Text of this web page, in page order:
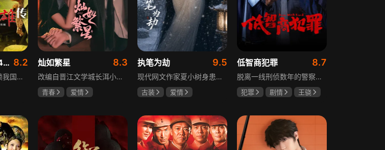
南侨机工英雄传 43集版 8.2
抗战打响后日军封锁我国运输路线，神鼓滇缅公路撑起抗战后勤补给，因急缺司机和技工，三千余名南洋华侨毅然归国共赴国难。方家兄弟是典型代表，大哥方天海表面投靠日军实为中共地下工作者，委曲求全游走生死间；弟弟方千树从纨绔子弟成长为抗日战士。剧集以真实历史为背景，展现华侨爱国情怀与民族大义。
灿如繁星 8.3
改编自晋江文学城长洱小说《狭路》，讲述心理学博士林晚星遭遇变故后返乡任教，邂逅顶级教练王法，带领垫底差生逆袭追梦的热血救赎故事。林晚星用“自由式”教育，培养少年们的独立人格，帮他们学会生活、融洽自我、发现所爱、勇于追求，诠释“不远狭路，终见光明”的成长内核。
青春
爱情
执笔为劫 9.5
现代网文作家夏小树身患绝症，临终前未能完成最后一部长篇小说，带着遗憾离世，却意外穿越进自己笔下的世界，成为书中的明月公主。夏小树步步为营，一次次改写危机。当夏小树耗尽预知，失去剧本掌控，她和萧景琰的命运急转直下。萧景琰被逼另娶他人，两人被迫私奔，却在曙光初现时遭遇追兵——夏小树中箭身亡，萧景琰抱着她痛不欲生。十年后，登基为帝的萧景琰在上元灯会上，遇见一个提着兔子灯的姑娘，与当年的明月一模一样……
古装
爱情
低智商犯罪 8.7
脱离一线刑侦数年的警察张一昂，因省厅匿名举报信被派往三江口调查。他刚到就遇刑警队长被害，洗清嫌疑时意外抓获连环杀人案凶手，迅速建立声望。张一昂锁定当地富商周荣团伙，蠢贼间勾心斗角的蝴蝶效应助警方屡建奇功，最终查明同僚遇害真相，让真凶落网。剧集以喜剧风格展现刑侦故事，充满黑色幽默。
犯罪 剧情
王骁